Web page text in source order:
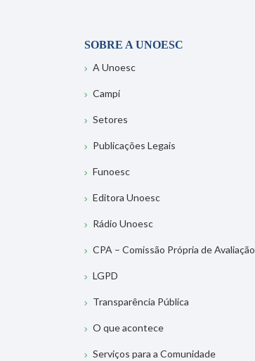
SOBRE A UNOESC
A Unoesc
Campi
Setores
Publicações Legais
Funoesc
Editora Unoesc
Rádio Unoesc
CPA – Comissão Própria de Avaliação
LGPD
Transparência Pública
O que acontece
Serviços para a Comunidade